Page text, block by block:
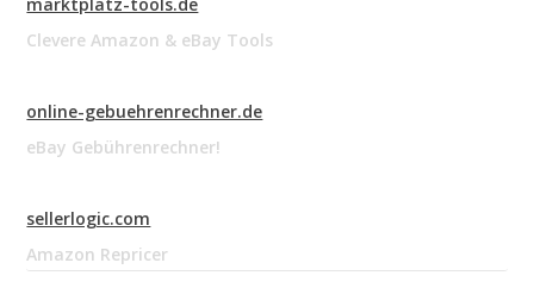
Clevere Amazon & eBay Tools
online-gebuehrenrechner.de
eBay Gebührenrechner!
sellerlogic.com
Amazon Repricer